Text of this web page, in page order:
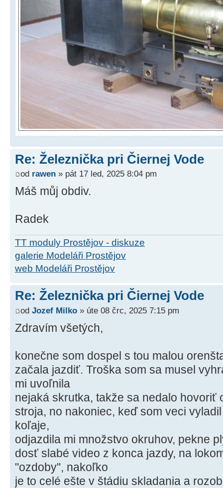
Re: Železnička pri Čiernej Vode
od rawen » pát 17 led, 2025 8:04 pm
Máš můj obdiv.
Radek
TT moduly Prostějov - diskuze
galerie Modeláři Prostějov
web Modeláři Prostějov
Re: Železnička pri Čiernej Vode
od Jozef Milko » úte 08 črc, 2025 7:15 pm
Zdravím všetých,
konečne som dospel s tou malou
začala jazdiť. Troška som sa musel
mi uvoľnila
nejaká skrutka, takže sa nedalo hovoriť
stroja, no nakoniec, keď som veci
koľaje,
odjazdila mi množstvo okruhov, pekne
dosť slabé video z konca jazdy, na
"ozdoby", nakoľko
je to celé ešte v štádiu skladania a